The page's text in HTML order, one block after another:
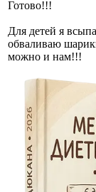
Готово!!!
Для детей я
обваливаю
можно и нам!!!